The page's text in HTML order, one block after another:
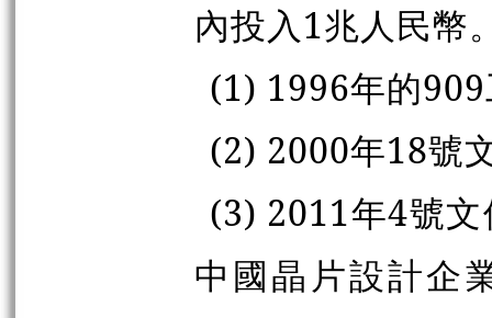
內投入1兆人民幣
(1) 1996年的
(2) 2000年18號
(3) 2011年4號
中國晶片設計企